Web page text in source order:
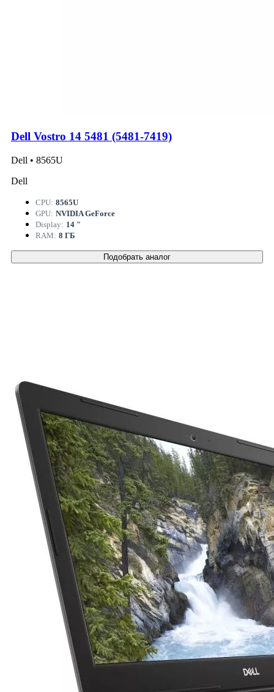
Dell Vostro 14 5481 (5481-7419)
Dell • 8565U
Dell
CPU: 8565U
GPU: NVIDIA GeForce
Display: 14 "
RAM: 8 ГБ
Подобрать аналог